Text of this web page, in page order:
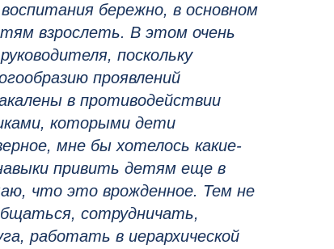
бережно, в основном
взрослеть. В этом очень
поскольку
проявлений
в противодействии
которыми дети
мне бы хотелось какие-
привить детям еще в
что это врожденное. Тем не
сотрудничать,
работать в иерархической